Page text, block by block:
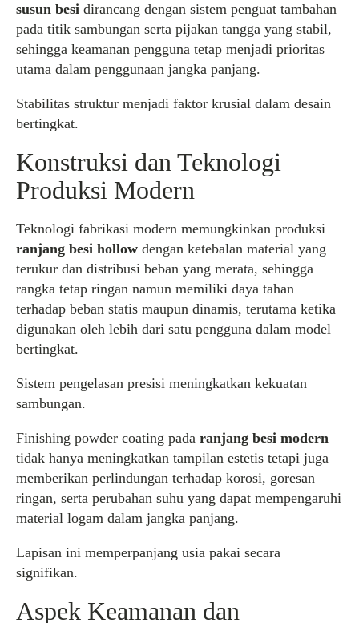
susun besi dirancang dengan sistem penguat tambahan
pada titik sambungan serta pijakan tangga yang stabil,
sehingga keamanan pengguna tetap menjadi prioritas
utama dalam penggunaan jangka panjang.
Stabilitas struktur menjadi faktor krusial dalam desain
bertingkat.
Konstruksi dan Teknologi
Produksi Modern
Teknologi fabrikasi modern memungkinkan produksi
ranjang besi hollow dengan ketebalan material yang
terukur dan distribusi beban yang merata, sehingga
rangka tetap ringan namun memiliki daya tahan
terhadap beban statis maupun dinamis, terutama ketika
digunakan oleh lebih dari satu pengguna dalam model
bertingkat.
Sistem pengelasan presisi meningkatkan kekuatan
sambungan.
Finishing powder coating pada ranjang besi modern
tidak hanya meningkatkan tampilan estetis tetapi juga
memberikan perlindungan terhadap korosi, goresan
ringan, serta perubahan suhu yang dapat mempengaruhi
material logam dalam jangka panjang.
Lapisan ini memperpanjang usia pakai secara
signifikan.
Aspek Keamanan dan